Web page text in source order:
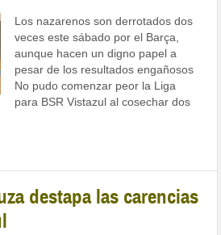
Los nazarenos son derrotados dos
veces este sábado por el Barça,
aunque hacen un digno papel a
pesar de los resultados engañosos
No pudo comenzar peor la Liga
para BSR Vistazul al cosechar dos
destapa las carencias